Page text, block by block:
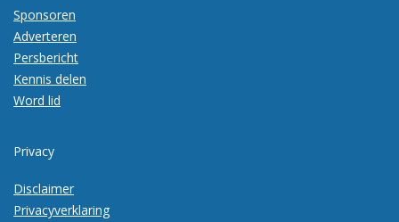
Sponsoren
Adverteren
Persbericht
Kennis delen
Word lid
Privacy
Disclaimer
Privacyverklaring